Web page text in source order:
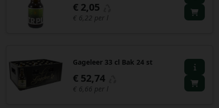
€ 2,05
€ 6,22 per l
Gageleer 33 cl Bak 24 st
€ 52,74
€ 6,66 per l